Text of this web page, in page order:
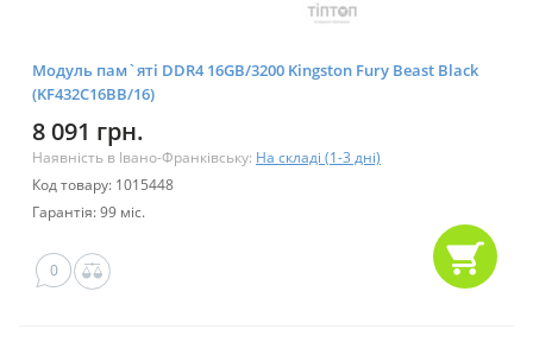
Модуль пам`ятi DDR4 16GB/3200 Kingston Fury Beast Black
(KF432C16BB/16)
8 091 грн.
Наявність в Івано-Франківську: На складі (1-3 дні)
Код товару: 1015448
Гарантія: 99 міс.
0